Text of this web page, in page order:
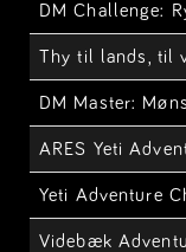
DM Challenge:
Thy til lands, til
DM Master:
ARES Yeti
Yeti Adventure
Videbæk